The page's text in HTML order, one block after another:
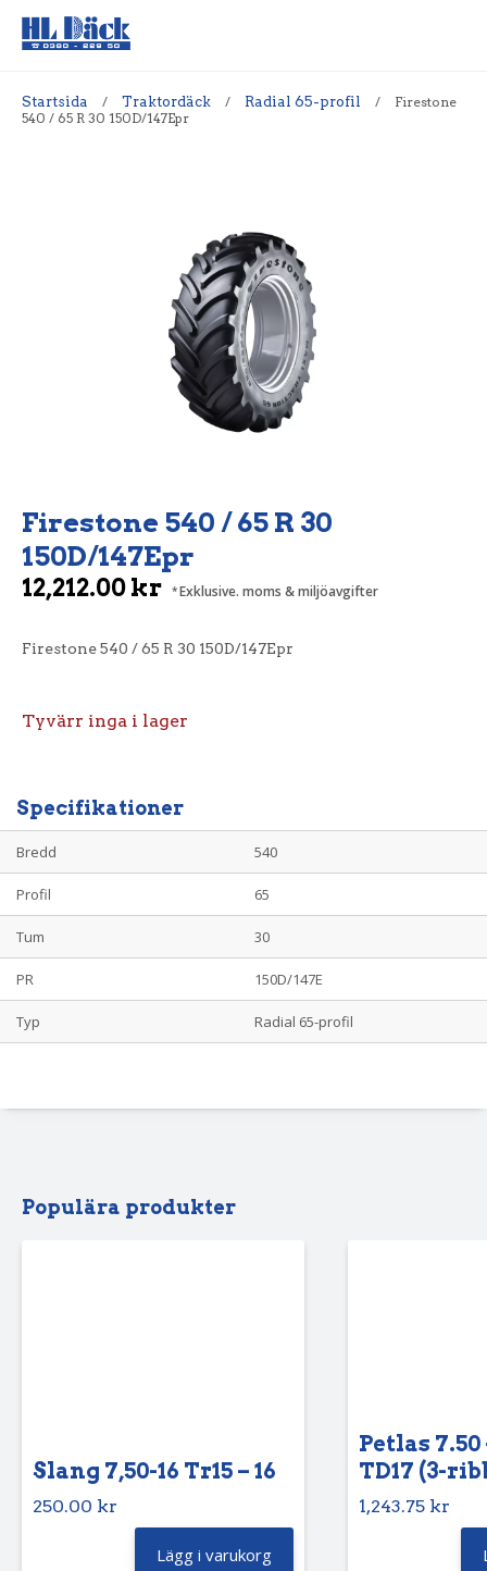
Startsida / Traktordäck / Radial 65-profil /
Firestone
540 / 65 R 30 150D/147Epr
Firestone 540 / 65 R 30
150D/147Epr
12,212.00kr Exklusive. moms & miljöavgifter
Firestone 540 / 65 R 30 150D/147Epr
Tyvärr inga i lager
Specifikationer
Bredd 540
Profil 65
Tum 30
PR 150D/147E
Typ Radial 65-profil
Populära produkter
Slang 7,50-16 Tr15 – 16
250.00 kr
Lägg i varukorg
Petlas 7.50
TD17 (3-
1,243.75 kr